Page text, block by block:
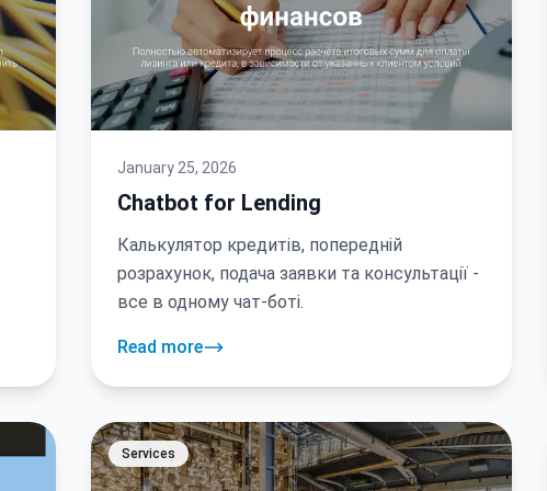
January 25, 2026
Chatbot for Lending
Калькулятор кредитів, попередній
розрахунок, подача заявки та консультації -
все в одному чат-боті.
Read more
Services